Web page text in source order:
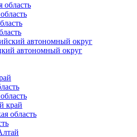
область
автономный округ
автономный округ
край
область